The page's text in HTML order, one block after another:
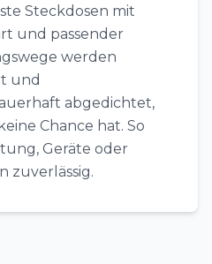
Steckdosen mit
und passender
werden
und
abgedichtet,
Chance hat. So
Geräte oder
zuverlässig.